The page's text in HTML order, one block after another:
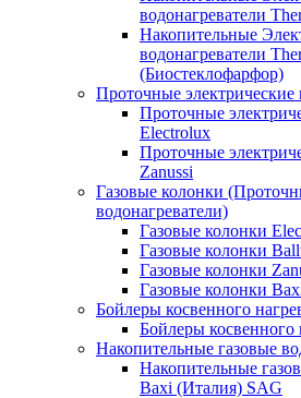
водонагреватели
Накопительные
водонагреватели
(Биостеклофарфор)
Проточные электрические
Проточные
Electrolux
Проточные
Zanussi
Газовые колонки
водонагреватели)
Газовые колонки
Газовые колонки
Газовые колонки
Газовые колонки
Бойлеры косвенного
Бойлеры косвенного
Накопительные газовые
Накопительные
Baxi (Италия) SAG